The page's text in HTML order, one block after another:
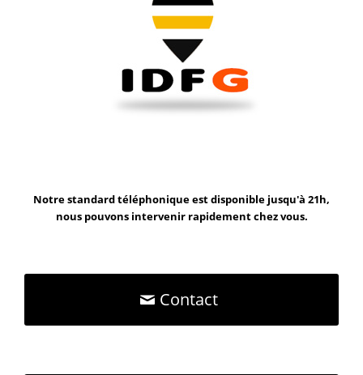
Notre standard téléphonique est disponible jusqu'à 21h,
nous pouvons intervenir rapidement chez vous.
Contact